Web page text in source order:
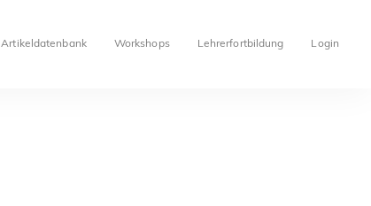
Artikeldatenbank Workshops Lehrerfortbildung Login